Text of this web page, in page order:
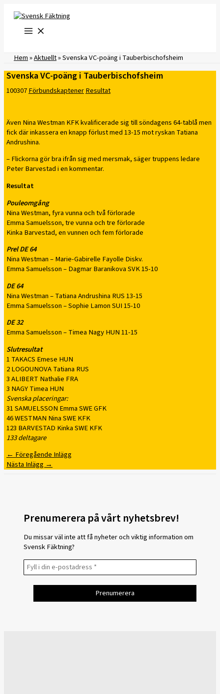
innehåll
Hem»Aktuellt»Svenska VC-poäng i Tauberbischofsheim
Svenska VC-poäng i Tauberbischofsheim
100307FörbundskaptenerResultat
Även Nina Westman KFK kvalificerade sig till söndagens 64-tablå men
fick där inkassera en knapp förlust med 13-15 mot ryskan Tatiana
Andrushina.
– Flickorna gör bra ifrån sig med mersmak, säger truppens ledare
Peter Barvestad i en kommentar.
Resultat
Pouleomgång
Nina Westman, fyra vunna och två förlorade
Emma Samuelsson, tre vunna och tre förlorade
Kinka Barvestad, en vunnen och fem förlorade
Prel DE 64
Nina Westman – Marie-Gabirelle Fayolle Diskv.
Emma Samuelsson – Dagmar Baranikova SVK 15-10
DE 64
Nina Westman – Tatiana Andrushina RUS 13-15
Emma Samuelsson – Sophie Lamon SUI 15-10
DE 32
Emma Samuelsson – Timea Nagy HUN 11-15
Slutresultat
1 TAKACS Emese HUN
2 LOGOUNOVA Tatiana RUS
3 ALIBERT Nathalie FRA
3 NAGY Timea HUN
Svenska placeringar:
31 SAMUELSSON Emma SWE GFK
46 WESTMAN Nina SWE KFK
123 BARVESTAD Kinka SWE KFK
133 deltagare
←Föregående Inlägg
Nästa Inlägg→
Prenumerera på vårt nyhetsbrev!
Du missar väl inte att få nyheter och viktig information om
Svensk Fäktning?